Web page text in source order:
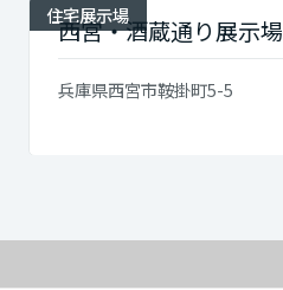
住宅展示場
西宮・酒蔵通り展示場
兵庫県西宮市鞍掛町5-5